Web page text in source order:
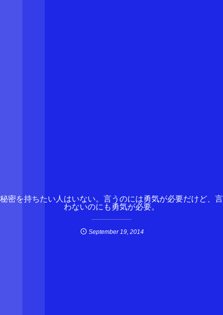
秘密を持ちたい人はいない。言うのには勇気が必要だけど、言
わないのにも勇気が必要。
September 19 ,2014